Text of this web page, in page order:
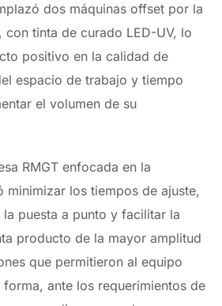
dos máquinas offset por la
con tinta de curado LED-UV, lo
positivo en la calidad de
espacio de trabajo y tiempo
el volumen de su
RMGT enfocada en la
minimizar los tiempos de ajuste,
puesta a punto y facilitar la
producto de la mayor amplitud
que permitieron al equipo
ante los requerimientos de